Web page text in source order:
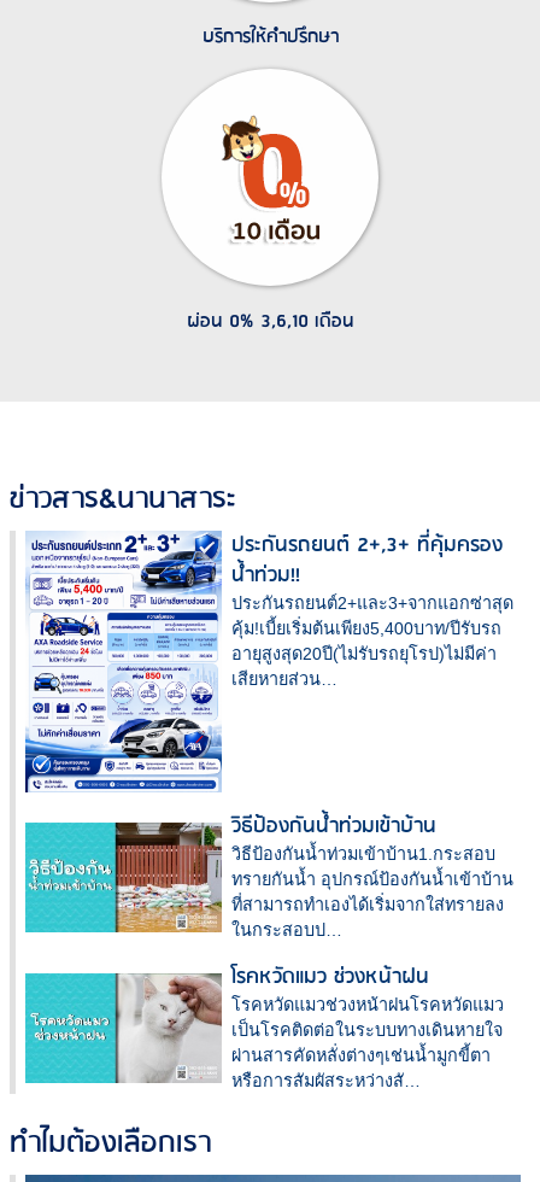
บริการให้คำปรึกษา
ผ่อน 0% 3,6,10 เดือน
ข่าวสาร&นานาสาระ
ประกันรถยนต์ 2+,3+ ที่คุ้มครอง
น้ำท่วม!!
ประกันรถยนต์2+และ3+จากแอกซ่าสุด
คุ้ม!เบี้ยเริ่มต้นเพียง5,400บาท/ปีรับรถ
อายุสูงสุด20ปี(ไม่รับรถยุโรป)ไม่มีค่า
เสียหายส่วน…
วิธีป้องกันน้ำท่วมเข้าบ้าน
วิธีป้องกันน้ำท่วมเข้าบ้าน1.กระสอบ
ทรายกันน้ำ อุปกรณ์ป้องกันน้ำเข้าบ้าน
ที่สามารถทำเองได้เริ่มจากใส่ทรายลง
ในกระสอบป…
โรคหวัดแมว ช่วงหน้าฝน
โรคหวัดแมวช่วงหน้าฝนโรคหวัดแมว
เป็นโรคติดต่อในระบบทางเดินหายใจ
ผ่านสารคัดหลั่งต่างๆเช่นน้ำมูกขี้ตา
หรือการสัมผัสระหว่างสั…
ทำไมต้องเลือกเรา